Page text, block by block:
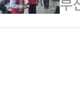
장
정
짙
자
여